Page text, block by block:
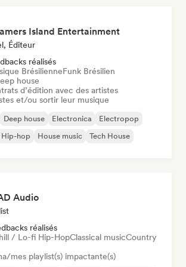
Island Entertainment
Éditeur
réalisés
BrésilienneFunk Brésilien
house
d’édition avec des artistes
et/ou sortir leur musique
Deep house Electronica
Electropop
Hip-hop House music Tech House
Audio
réalisés
/ Lo-fi Hip-HopClassical musicCountry
mes playlist(s) impactante(s)